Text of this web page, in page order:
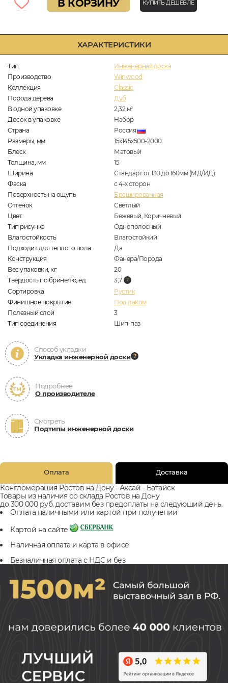
ХАРАКТЕРИСТИКИ
Тип
Инженерная доска
Производство
Winwood
Коллекция
Classic
Порода дерева
Дуб
В одной упаковке
2,32 м2
Досок в упаковке
Набор
Страна
Россия
Размеры, мм
15х145х500-2000
Блеск
Матовый
Толщина, мм
15
Ширина
Стандарт от 130 до 160мм (МД/ИД)
Фаска
с 4-х сторон
Поверхность на ощупь
Брашированная
Оттенок
Светлый
Цвет
Бежевый, Коричневый
Тип рисунка
Однополосный
Влагостойкость
Влагостойкий
Подходит для теплого пола
Да
Конструкция
Фанера/Порода
Вес упаковки, кг
20
Твердость по бринелю, ед
3,7
Сортировка
Рустик
Финишное покрытие
Под лаком
Полезный слой
3
Тип соединения
Шип-паз
Способ укладки
Укладка инженерной доски
Подробнее
О производителе
Смотреть
Подтипы инженерной доски
В КОРЗИНУ КУПИТЬ ДЕШЕВЛЕ
Оплата Доставка
Конгломерация Ростов на Дону - Аксай - Батайск
Товары из наличия со склада Ростов на Дону
до 300 000 руб. доставим без предоплаты на следующий день.
Оплата наличными или картой при получении
Картой на сайте
Наличная оплата и карта в офисе
Безналичная оплата с НДС и без